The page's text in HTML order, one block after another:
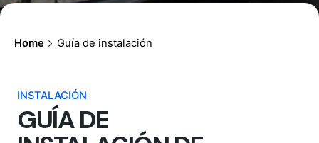
Home Guía de instalación
INSTALACIÓN
GUÍA DE